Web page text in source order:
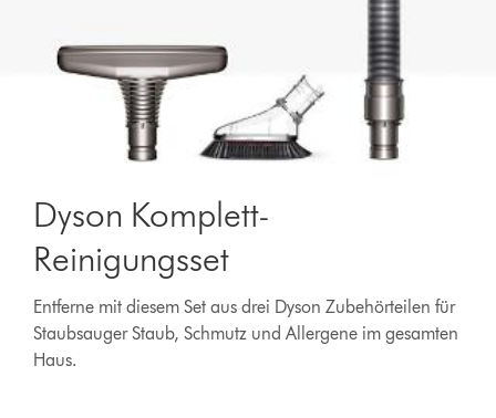
Dyson Komplett-
Reinigungsset
Entferne mit diesem Set aus drei Dyson Zubehörteilen für
Staubsauger Staub, Schmutz und Allergene im gesamten
Haus.